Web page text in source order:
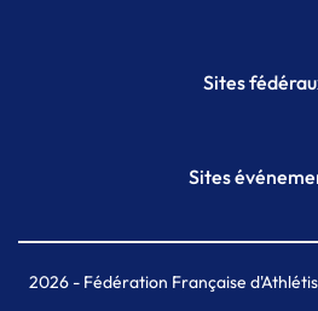
Sites
Plateforme
Sites
Meeting de Paris
MAIF Ekiden de
2026- Fédération Française